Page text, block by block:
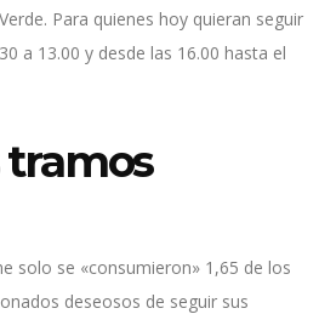
Para quienes hoy quieran seguir
a 13.00 y desde las 16.00 hasta el
tramos
solo se «consumieron» 1,65 de los
deseosos de seguir sus